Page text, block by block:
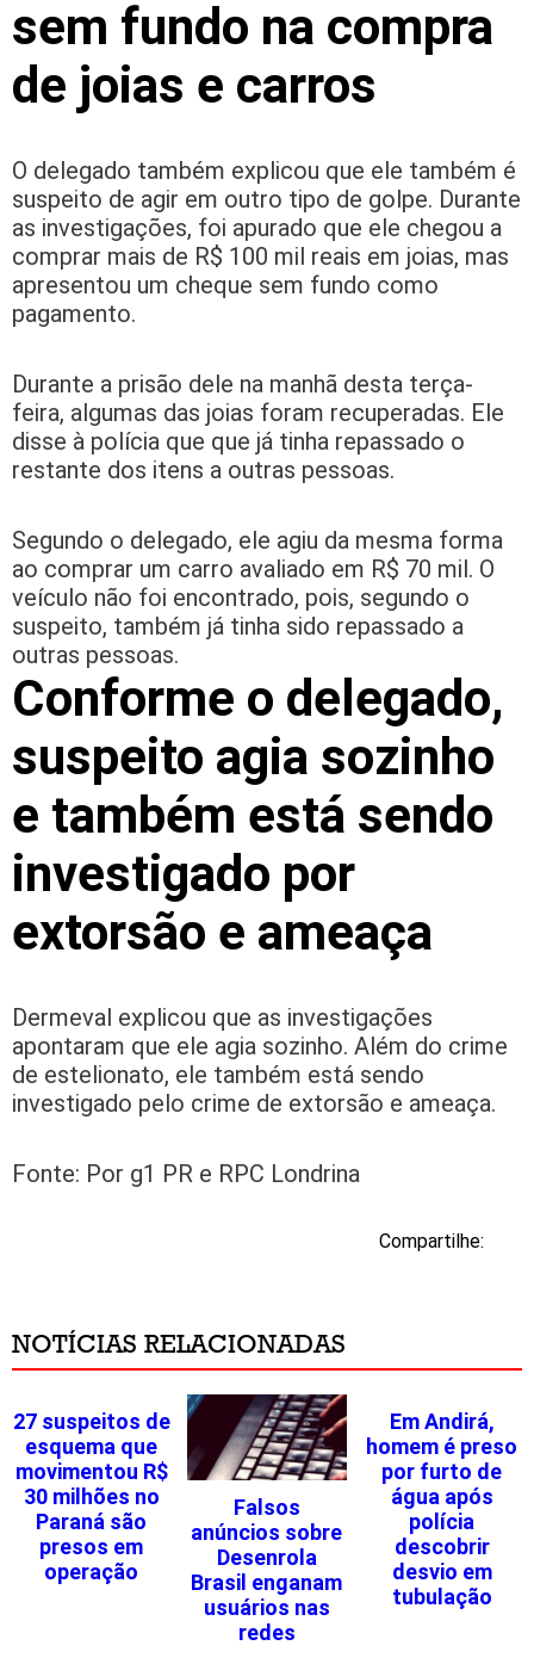
sem fundo na compra
de joias e carros
O delegado também explicou que ele também é
suspeito de agir em outro tipo de golpe. Durante
as investigações, foi apurado que ele chegou a
comprar mais de R$ 100 mil reais em joias, mas
apresentou um cheque sem fundo como
pagamento.
Durante a prisão dele na manhã desta terça-
feira, algumas das joias foram recuperadas. Ele
disse à polícia que que já tinha repassado o
restante dos itens a outras pessoas.
Segundo o delegado, ele agiu da mesma forma
ao comprar um carro avaliado em R$ 70 mil. O
veículo não foi encontrado, pois, segundo o
suspeito, também já tinha sido repassado a
outras pessoas.
Conforme o delegado,
suspeito agia sozinho
e também está sendo
investigado por
extorsão e ameaça
Dermeval explicou que as investigações
apontaram que ele agia sozinho. Além do crime
de estelionato, ele também está sendo
investigado pelo crime de extorsão e ameaça.
Fonte: Por g1 PR e RPC Londrina
Compartilhe:
NOTÍCIAS RELACIONADAS
27 suspeitos de
esquema que
movimentou R$
30 milhões no
Paraná são
presos em
operação
Falsos
anúncios sobre
Desenrola
Brasil enganam
usuários nas
redes
Em Andirá,
homem é preso
por furto de
água após
polícia
descobrir
desvio em
tubulação